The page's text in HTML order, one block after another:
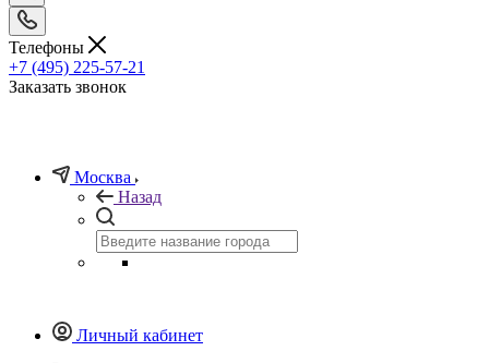
Телефоны
+7 (495) 225-57-21
Заказать звонок
Москва
Назад
Личный кабинет